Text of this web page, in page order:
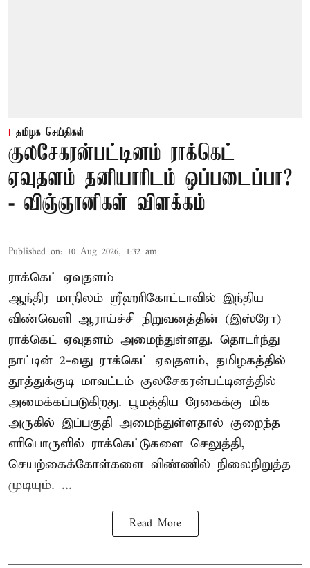
தமிழக செய்திகள்
குலசேகரன்பட்டினம் ராக்கெட்
ஏவுதளம் தனியாரிடம் ஒப்படைப்பா?
- விஞ்ஞானிகள் விளக்கம்
Published on: 10 Aug 2026, 1:32 am
ராக்கெட் ஏவுதளம்
ஆந்திர மாநிலம் ஸ்ரீஹரிகோட்டாவில் இந்திய
விண்வெளி ஆராய்ச்சி நிறுவனத்தின் (இஸ்ரோ)
ராக்கெட் ஏவுதளம் அமைந்துள்ளது. தொடர்ந்து
நாட்டின் 2-வது ராக்கெட் ஏவுதளம், தமிழகத்தில்
தூத்துக்குடி மாவட்டம் குலசேகரன்பட்டினத்தில்
அமைக்கப்படுகிறது. பூமத்திய ரேகைக்கு மிக
அருகில் இப்பகுதி அமைந்துள்ளதால் குறைந்த
எரிபொருளில் ராக்கெட்டுகளை செலுத்தி,
செயற்கைக்கோள்களை விண்ணில் நிலைநிறுத்த
முடியும். ...
Read More